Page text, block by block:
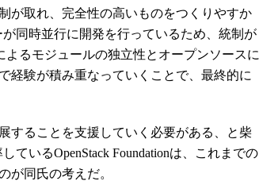
が取れ、完全性の高いものをつくりやすか
同時並行に開発を行っているため、統制が
るモジュールの独立性とオープンソースに
経験が積み重なっていくことで、最終的に
することを支援していく必要がある、と柴
ているOpenStack Foundationは、これまでの
が同氏の考えだ。